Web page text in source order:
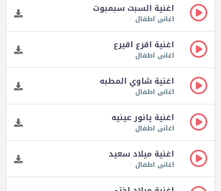
اغنية السبت سبمبوت
اغانى اطفال
اغنية اقرع اقيرع
اغانى اطفال
اغنية شاوي المطبه
اغانى اطفال
اغنية يانور عينيه
اغانى اطفال
اغنية ميلاد سعيد
اغانى اطفال